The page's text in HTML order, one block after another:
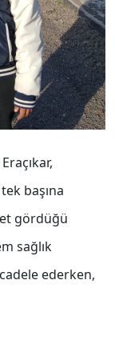
başına
gördüğü
sağlık
ederken,